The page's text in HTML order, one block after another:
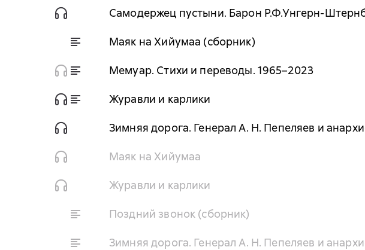
Самодержец пустыни. Барон Р.Ф.Унгерн-
Маяк на Хийумаа (сборник)
Мемуар. Стихи и переводы. 1965–2023
Журавли и карлики
Зимняя дорога. Генерал А. Н. Пепеляев и
Маяк на Хийумаа
Журавли и карлики
Поздний звонок (сборник)
Зимняя дорога. Генерал А. Н. Пепеляев и